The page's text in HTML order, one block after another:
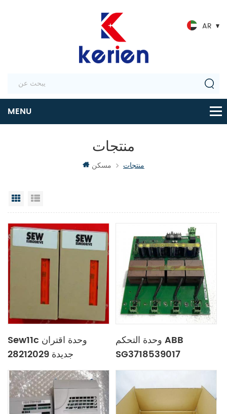
AR
منتجات
مسكن منتجات
عرض شبكي
Sew11c وحدة اقتران
جديدة 28212029
وحدة التحكم ABB
SG3718539017
3BHE024747R0101